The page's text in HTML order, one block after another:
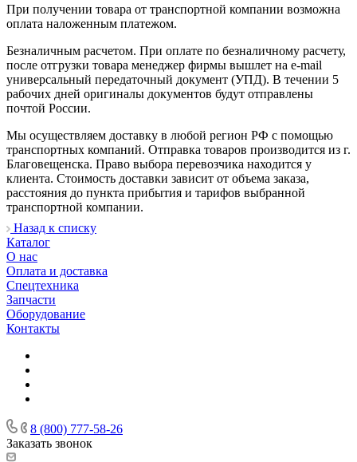
При получении товара от транспортной компании возможна
оплата наложенным платежом.
Безналичным расчетом. При оплате по безналичному расчету,
после отгрузки товара менеджер фирмы вышлет на e-mail
универсальный передаточный документ (УПД). В течении 5
рабочих дней оригиналы документов будут отправлены
почтой России.
Мы осуществляем доставку в любой регион РФ с помощью
транспортных компаний. Отправка товаров производится из г.
Благовещенска. Право выбора перевозчика находится у
клиента. Стоимость доставки зависит от объема заказа,
расстояния до пункта прибытия и тарифов выбранной
транспортной компании.
Назад к списку
Каталог
О нас
Оплата и доставка
Спецтехника
Запчасти
Оборудование
Контакты
8 (800) 777-58-26
Заказать звонок